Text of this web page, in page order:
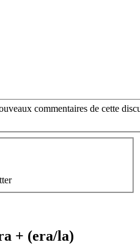
commentaires de cette
+ (era/la)